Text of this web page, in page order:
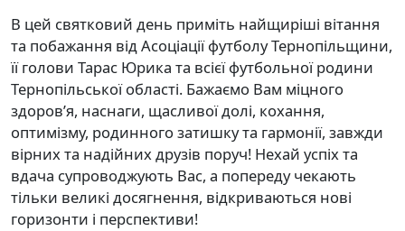
В цей святковий день приміть найщиріші вітання
та побажання від Асоціації футболу Тернопільщини,
її голови Тарас Юрика та всієї футбольної родини
Тернопільської області. Бажаємо Вам міцного
здоров’я, наснаги, щасливої долі, кохання,
оптимізму, родинного затишку та гармонії, завжди
вірних та надійних друзів поруч! Нехай успіх та
вдача супроводжують Вас, а попереду чекають
тільки великі досягнення, відкриваються нові
горизонти і перспективи!